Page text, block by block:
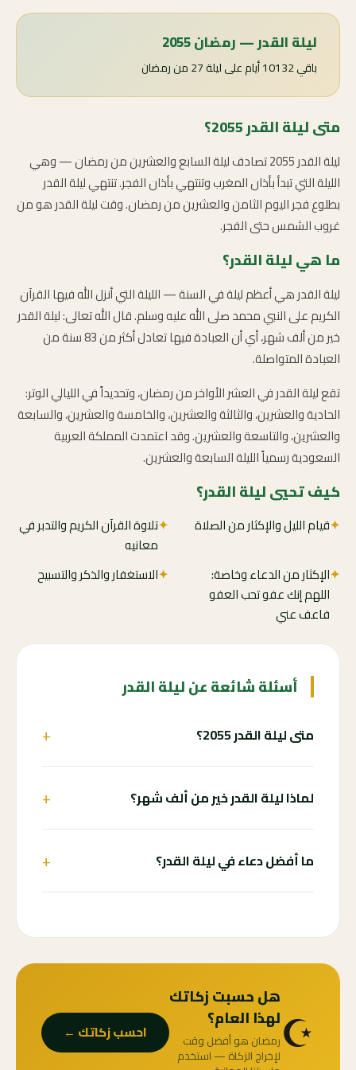
ليلة القدر — رمضان 2055
باقي 10132 أيام على ليلة 27 من رمضان
متى ليلة القدر 2055؟
ليلة القدر 2055 تصادف ليلة السابع والعشرين من رمضان — وهي
الليلة التي تبدأ بأذان المغرب وتنتهي بأذان الفجر. تنتهي ليلة القدر
بطلوع فجر اليوم الثامن والعشرين من رمضان. وقت ليلة القدر هو من
غروب الشمس حتى الفجر.
ما هي ليلة القدر؟
ليلة القدر هي أعظم ليلة في السنة — الليلة التي أنزل الله فيها القرآن
الكريم على النبي محمد صلى الله عليه وسلم. قال الله تعالى: ليلة القدر
خير من ألف شهر، أي أن العبادة فيها تعادل أكثر من 83 سنة من
العبادة المتواصلة.
تقع ليلة القدر في العشر الأواخر من رمضان، وتحديداً في الليالي الوتر:
الحادية والعشرين، والثالثة والعشرين، والخامسة والعشرين، والسابعة
والعشرين، والتاسعة والعشرين. وقد اعتمدت المملكة العربية
السعودية رسمياً الليلة السابعة والعشرين.
كيف تحيي ليلة القدر؟
✦قيام الليل والإكثار من الصلاة ✦تلاوة القرآن الكريم والتدبر في
معانيه
✦الإكثار من الدعاء وخاصة:
اللهم إنك عفو تحب العفو
فاعف عني
✦الاستغفار والذكر والتسبيح
أسئلة شائعة عن ليلة القدر
متى ليلة القدر 2055؟ +
لماذا ليلة القدر خير من ألف شهر؟ +
ما أفضل دعاء في ليلة القدر؟ +
☪️هل حسبت زكاتك
لهذا العام؟
رمضان هو أفضل وقت
لإخراج الزكاة — استخدم
احسب زكاتك ←